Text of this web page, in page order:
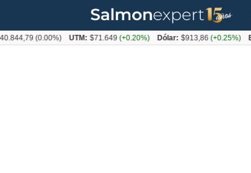
(0.00%) UTM: $71.649(+0.20%) Dólar: $913,86(+0.25%) Euro: